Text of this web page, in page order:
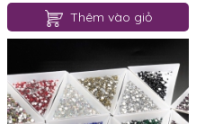
Thêm vào giỏ